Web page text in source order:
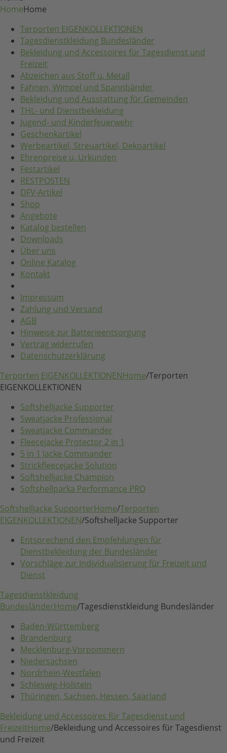
HomeHome
Terporten EIGENKOLLEKTIONEN
Tagesdienstkleidung Bundesländer
Bekleidung und Accessoires für Tagesdienst und
Freizeit
Abzeichen aus Stoff u. Metall
Fahnen, Wimpel und Spannbänder
Bekleidung und Ausstattung für Gemeinden
THL- und Dienstbekleidung
Jugend- und Kinderfeuerwehr
Geschenkartikel
Werbeartikel, Streuartikel, Dekoartikel
Ehrenpreise u. Urkunden
Festartikel
RESTPOSTEN
DFV-Artikel
Shop
Angebote
Katalog bestellen
Downloads
Über uns
Online Katalog
Kontakt
Impressum
Zahlung und Versand
AGB
Hinweise zur Batterieentsorgung
Vertrag widerrufen
Datenschutzerklärung
Terporten EIGENKOLLEKTIONENHome/Terporten
EIGENKOLLEKTIONEN
Softshelljacke Supporter
Sweatjacke Professional
Sweatjacke Commander
Fleecejacke Protector 2 in 1
5 in 1 Jacke Commander
Strickfleecejacke Solution
Softshelljacke Champion
Softshellparka Performance PRO
Softshelljacke SupporterHome/Terporten
EIGENKOLLEKTIONEN/Softshelljacke Supporter
Entsprechend den Empfehlungen für
Dienstbekleidung der Bundesländer
Vorschläge zur Individualisierung für Freizeit und
Dienst
Tagesdienstkleidung
BundesländerHome/Tagesdienstkleidung Bundesländer
Baden-Württemberg
Brandenburg
Mecklenburg-Vorpommern
Niedersachsen
Nordrhein-Westfalen
Schleswig-Holstein
Thüringen, Sachsen, Hessen, Saarland
Bekleidung und Accessoires für Tagesdienst und
FreizeitHome/Bekleidung und Accessoires für Tagesdienst
und Freizeit